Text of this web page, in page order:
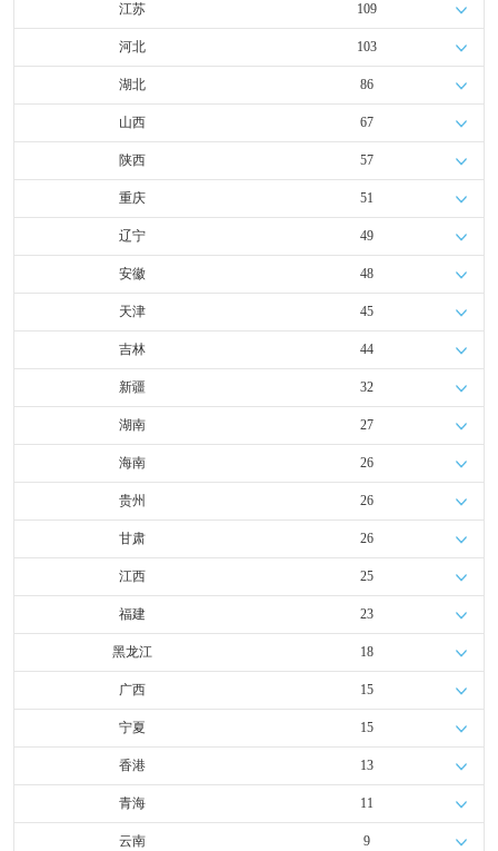
江苏 109
河北 103
湖北 86
山西 67
陕西 57
重庆 51
辽宁 49
安徽 48
天津 45
吉林 44
新疆 32
湖南 27
海南 26
贵州 26
甘肃 26
江西 25
福建 23
黑龙江 18
广西 15
宁夏 15
香港 13
青海 11
云南 9